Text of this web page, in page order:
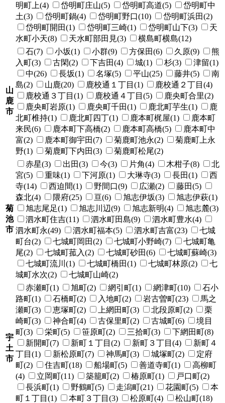
明町上(4)
岱明町庄山(5) 岱明町高道(5)
岱明町中
土(3)
岱明町鍋(4) 岱明町野口(10)
岱明町浜田(2)
岱明町開田(1)
岱明町三崎(1) 岱明町山下(3)
天
水町小天(8)
天水町部田見(3) 横島町横島(12)
山
鹿
市
石(7) 小坂(1) 小群(9) 方保田(6) 久原(9)
熊
入町(3)
古閑(2) 下吉田(4) 城(1) 杉(3)
津留(1)
中(26)
長坂(1) 名塚(5) 平山(25) 藤井(5)
南
島(2)
山鹿(20) 鹿校通１丁目(1)
鹿校通２丁目(4)
鹿校通３丁目(1)
鹿校通４丁目(5)
鹿央町合里(2)
鹿央町岩原(1)
鹿央町千田(1) 鹿北町芋生(1)
鹿
北町椎持(1)
鹿北町四丁(1) 鹿本町梶屋(1)
鹿本町
来民(6)
鹿本町下高橋(2) 鹿本町高橋(5)
鹿本町中
富(2)
鹿本町御宇田(7) 菊鹿町池永(2)
菊鹿町上永
野(1)
菊鹿町下内田(3) 菊鹿町松尾(2)
菊
池
市
赤星(3) 出田(3) 今(3) 片角(4) 木柑子(8)
北
宮(5)
重味(1) 下河原(1) 大琳寺(3) 長田(1)
西
寺(14)
西迫間(1) 野間口(9) 広瀬(2)
藤田(5)
森北(4)
隈府(25) 亘(6) 旭志伊坂(3)
旭志伊萩(1)
旭志尾足(1)
旭志川辺(9) 旭志新明(4)
旭志麓(3)
泗水町住吉(11)
泗水町田島(9)
泗水町豊水(4)
泗水町永(49)
泗水町福本(5) 泗水町吉富(23)
七城
町台(2)
七城町岡田(2) 七城町小野崎(7)
七城町亀
尾(2)
七城町菰入(2) 七城町砂田(6)
七城町蘇崎(3)
七城町流川(1)
七城町橋田(1) 七城町林原(2)
七
城町水次(2)
七城町山崎(2)
宇
土
市
赤瀬町(1) 旭町(2) 網引町(1) 網津町(10)
石小
路町(1)
石橋町(2) 入地町(2) 岩古曽町(23)
馬之
瀬町(3)
恵塚町(2) 上網田町(3) 北段原町(2)
栗
崎町(3)
神合町(4) 古保里町(2) 古城町(6)
境目
町(3)
栄町(5) 笹原町(2) 三拾町(3)
下網田町(8)
新開町(7)
新町１丁目(2) 新町３丁目(4)
新町４
丁目(1)
新松原町(7) 神馬町(3) 城塚町(2)
定府
町(2)
住吉町(18) 船場町(5) 善道寺町(1)
高柳町
(4)
立岡町(11) 築籠町(2) 椿原町(1)
戸口町(2)
長浜町(1)
野鶴町(5) 走潟町(21) 花園町(5)
本
町１丁目(1)
本町３丁目(3) 松原町(4)
松山町(18)